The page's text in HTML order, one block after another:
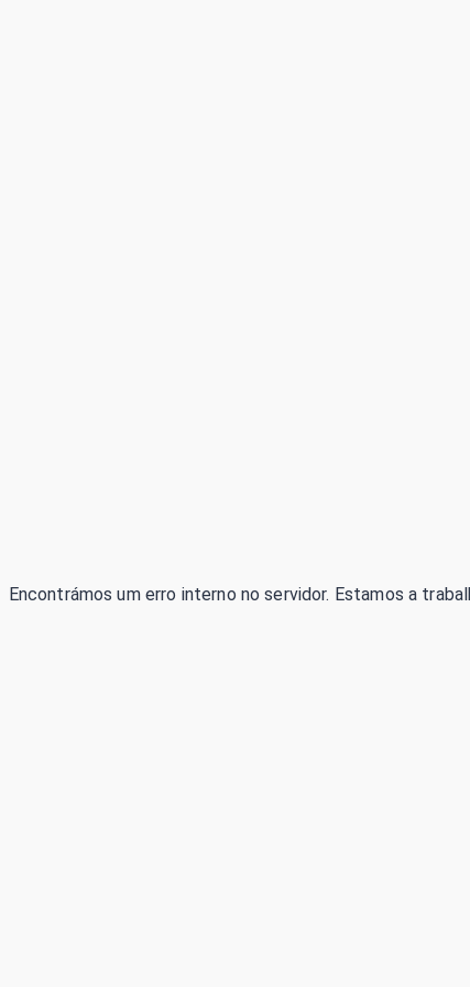
Encontrámos um erro interno no servidor. Estamos a